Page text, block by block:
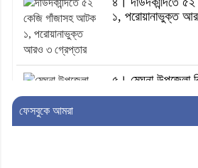
১, পরোয়ানাভুক্ত
৫। মেঘনা উপজেলা
সচিব হলেন
ফেসবুকে আমরা